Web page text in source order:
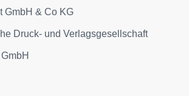
GmbH & Co KG
Druck- und Verlagsgesellschaft